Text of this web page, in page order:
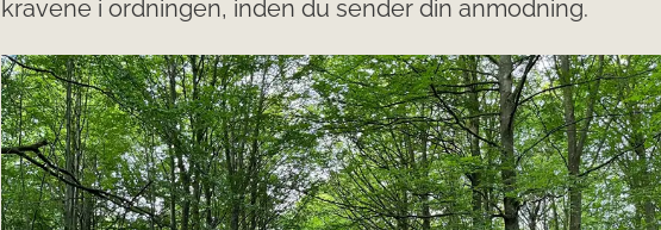
kravene i ordningen, inden du sender din anmodning.